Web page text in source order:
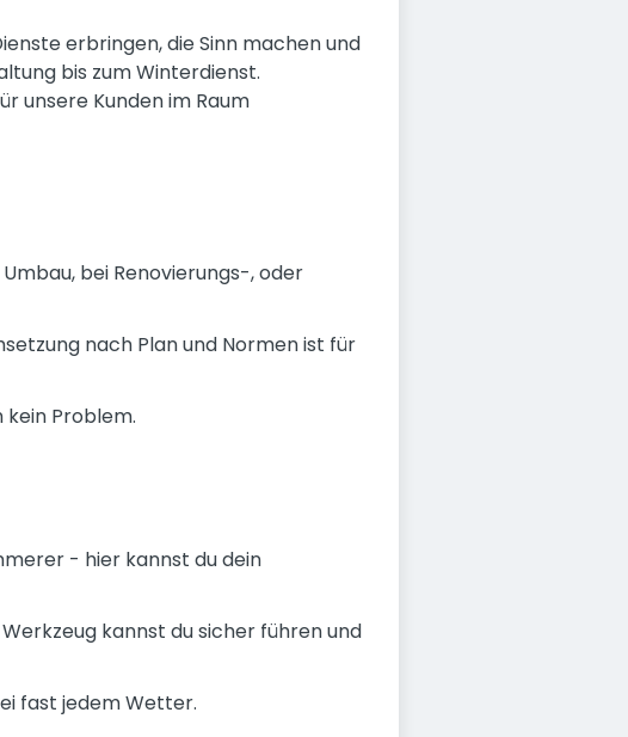
erbringen, die Sinn machen und
bis zum Winterdienst.
unsere Kunden im Raum
bei Renovierungs-, oder
nach Plan und Normen ist für
Problem.
- hier kannst du dein
kannst du sicher führen und
fast jedem Wetter.